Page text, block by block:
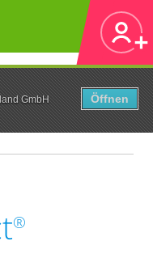
GmbH
Öffnen
®